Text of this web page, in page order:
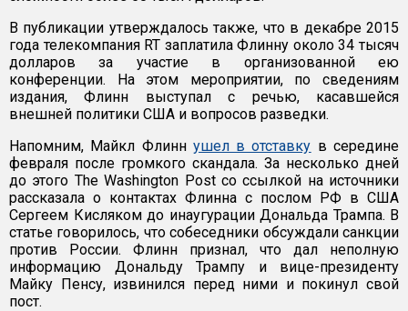
В публикации утверждалось также, что в декабре 2015
года телекомпания RT заплатила Флинну около 34 тысяч
долларов за участие в организованной ею
конференции. На этом мероприятии, по сведениям
издания, Флинн выступал с речью, касавшейся
внешней политики США и вопросов разведки.
Напомним, Майкл Флинн ушел в отставку в середине
февраля после громкого скандала. За несколько дней
до этого The Washington Post со ссылкой на источники
рассказала о контактах Флинна с послом РФ в США
Сергеем Кисляком до инаугурации Дональда Трампа. В
статье говорилось, что собеседники обсуждали санкции
против России. Флинн признал, что дал неполную
информацию Дональду Трампу и вице-президенту
Майку Пенсу, извинился перед ними и покинул свой
пост.